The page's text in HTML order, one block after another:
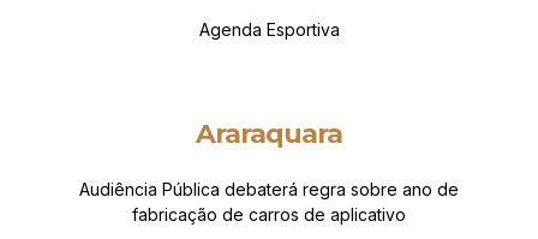
Agenda Esportiva
Araraquara
Audiência Pública debaterá regra sobre ano de
fabricação de carros de aplicativo